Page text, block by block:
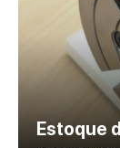
Estoque